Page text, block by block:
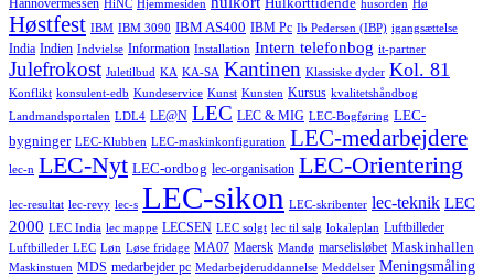
HiNC Hjemmesiden husorden Hø
Høstfest IBM IBM 3090 IBM AS400 IBM Pc Ib Pedersen (IBP) igangsættelse
India Indien Indvielse Information Installation Intern telefonbog it-partner
Julefrokost Juletilbud KA KA-SA Kantinen Klassiske dyder Kol. 81
Konflikt konsulent-edb Kundeservice Kunst Kunsten Kursus kvalitetshåndbog
Landmandsportalen LDL4 LE@N LEC LEC & MIG LEC-Bogføring LEC-
bygninger LEC-Klubben LEC-maskinkonfiguration LEC-medarbejdere
lec-n LEC-Nyt LEC-ordbog lec-organisation LEC-Orientering
lec-resultat lec-revy lec-s LEC-sikon LEC-skribenter lec-teknik LEC
2000 LEC India lec mappe LECSEN LEC solgt lec til salg lokaleplan Luftbilleder
Luftbilleder LEC Løn Løse fridage MA07 Maersk Mandø marselisløbet Maskinhallen
Maskinstuen MDS medarbejder pc Medarbejderuddannelse Meddelser Meningsmåling